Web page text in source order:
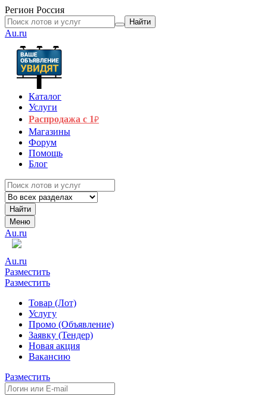
Регион Россия
Найти
Au.ru
Каталог
Услуги
Распродажа с 1₽
Магазины
Форум
Помощь
Блог
Найти
Меню
Au.ru
Au.ru
Разместить
Разместить
Товар (Лот)
Услугу
Промо (Объявление)
Заявку (Тендер)
Новая акция
Вакансию
Разместить